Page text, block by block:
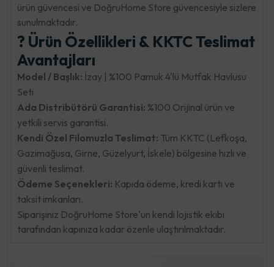
ürün güvencesi ve DoğruHome Store güvencesiyle sizlere
sunulmaktadır.
? Ürün Özellikleri & KKTC Teslimat
Avantajları
Model / Başlık: İzay | %100 Pamuk 4'lü Mutfak Havlusu
Seti
Ada Distribütörü Garantisi: %100 Orijinal ürün ve
yetkili servis garantisi.
Kendi Özel Filomuzla Teslimat: Tüm KKTC (Lefkoşa,
Gazimağusa, Girne, Güzelyurt, İskele) bölgesine hızlı ve
güvenli teslimat.
Ödeme Seçenekleri: Kapıda ödeme, kredi kartı ve
taksit imkanları.
Siparişiniz DoğruHome Store'un kendi lojistik ekibi
tarafından kapınıza kadar özenle ulaştırılmaktadır.